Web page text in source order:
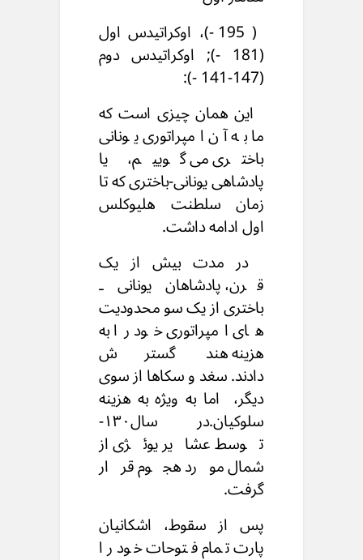
( 195 -)، اوکراتیدس اول
(181 -); اوکراتیدس دوم
(147-141 -):
این همان چیزی است که
ما به آن امپراتوری یونانی
باختری می گوییم، یا
پادشاهی یونانی-باختری که تا
زمان سلطنت هلیوکلس
اول ادامه داشت.
در مدت بیش از یک
قرن،پادشاهان یونانی ـ
باختری از یک سو محدودیت
های امپراتوری خود رابه
هزینه هند گسترش
دادند.سغد و سکاها از سوی
دیگر، اما به ویژه به هزینه
سلوکیان. در سال۱۳۰-
توسط عشایر یوئژی از
شمال مورد هجوم قرار
گرفت.
پس از سقوط، اشکانیان
پارت تمام فتوحات خود را